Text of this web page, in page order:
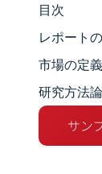
市場規
市場分
トレ
セグ
目次
レポート
市場の定義
研究方法論